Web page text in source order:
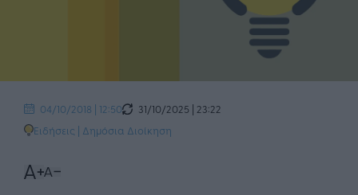
04/10/2018 | 12:50
31/10/2025 | 23:22
Ειδήσεις | Δημόσια Διοίκηση